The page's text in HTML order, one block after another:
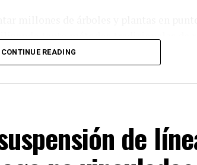
tanto métodos tradicionales de
anunciadas destaca el uso
protegidas con sustratos y
y Recursos naturales (Semarnat)
una riqueza natural invaluable
Las autoridades recordaron que el ciclo
de la salud de estos bosques,
CONTINUE READING
de